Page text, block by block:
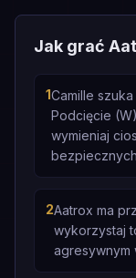
Jak grać
1Camille
Podcięcie
wymieniaj
2Aatrox ma
wykorzystaj
agresywnym